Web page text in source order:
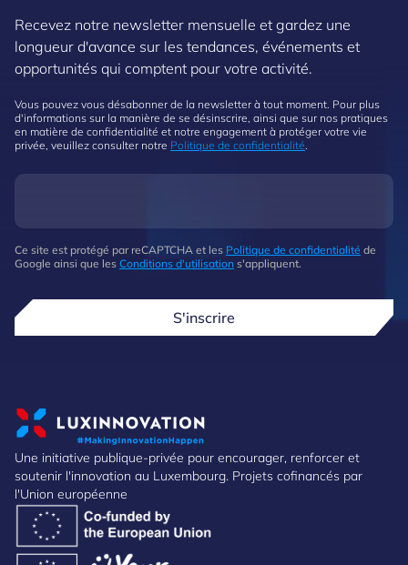
Recevez notre newsletter mensuelle et gardez une
longueur d'avance sur les tendances, événements et
opportunités qui comptent pour votre activité.
Vous pouvez vous désabonner de la newsletter à tout moment. Pour plus
d'informations sur la manière de se désinscrire, ainsi que sur nos pratiques
en matière de confidentialité et notre engagement à protéger votre vie
privée, veuillez consulter notre Politique de confidentialité.
Ce site est protégé par reCAPTCHA et les Politique de confidentialité de
Google ainsi que les Conditions d'utilisation s'appliquent.
S'inscrire
Une initiative publique-privée pour encourager, renforcer et
soutenir l'innovation au Luxembourg. Projets cofinancés par
l'Union européenne